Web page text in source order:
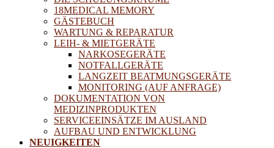
18MEDICAL MEMORY
GÄSTEBUCH
WARTUNG & REPARATUR
LEIH- & MIETGERÄTE
NARKOSEGERÄTE
NOTFALLGERÄTE
LANGZEIT BEATMUNGSGERÄTE
MONITORING (AUF ANFRAGE)
DOKUMENTATION VON
MEDIZINPRODUKTEN
SERVICEEINSÄTZE IM AUSLAND
AUFBAU UND ENTWICKLUNG
NEUIGKEITEN